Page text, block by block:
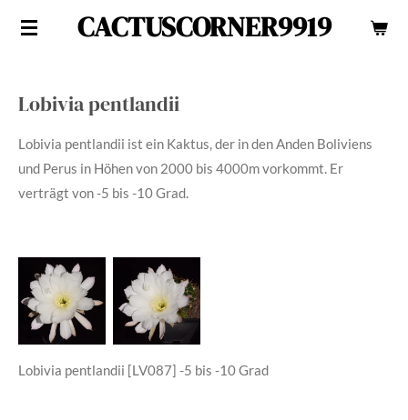
Zum
CACTUSCORNER9919
Lobivia pentlandii
Lobivia pentlandii ist ein Kaktus, der in den Anden Boliviens
und Perus in Höhen von 2000 bis 4000m vorkommt. Er
verträgt von -5 bis -10 Grad.
Lobivia pentlandii [LV087] -5 bis -10 Grad